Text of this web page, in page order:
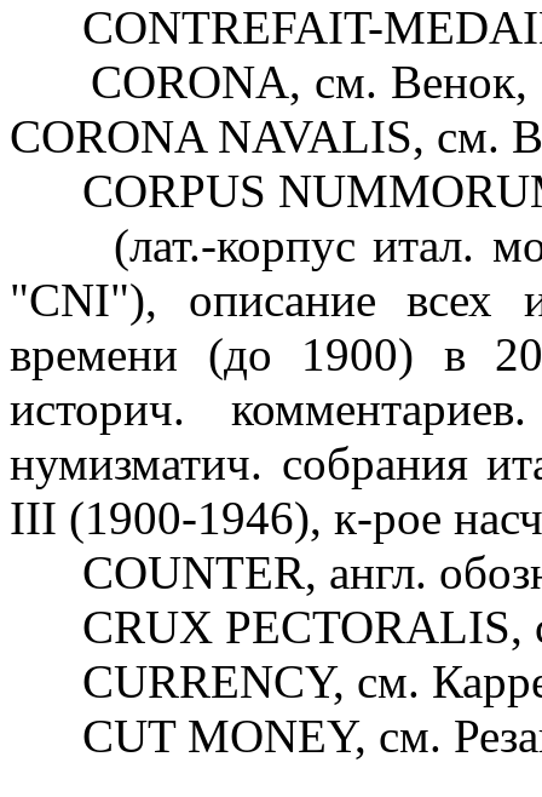
CONTREFAIT-
CORONA, см. Венок,
CORONA NAVALIS, см.
CORPUS
(лат.-корпус итал.
"CNI"), описание всех
времени (до 1900) в
историч.
нумизматич. собрания
III (1900-1946), к-рое
COUNTER, англ.
CRUX PECTORALIS,
CURRENCY, см.
CUT MONEY, см.